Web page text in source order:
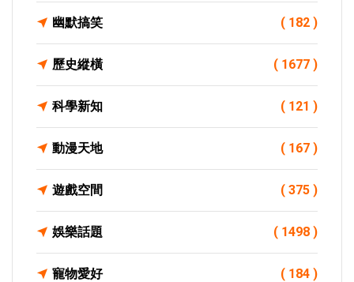
幽默搞笑 ( 182 )
歷史縱橫 ( 1677 )
科學新知 ( 121 )
動漫天地 ( 167 )
遊戲空間 ( 375 )
娛樂話題 ( 1498 )
寵物愛好 ( 184 )